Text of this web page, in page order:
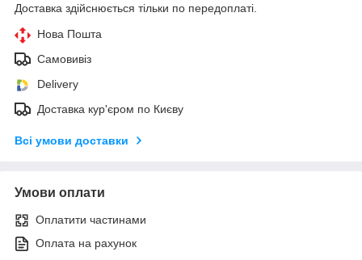
Доставка здійснюється тільки по передоплаті.
Нова Пошта
Самовивіз
Delivery
Доставка кур'єром по Києву
Всі умови доставки
Умови оплати
Оплатити частинами
Оплата на рахунок